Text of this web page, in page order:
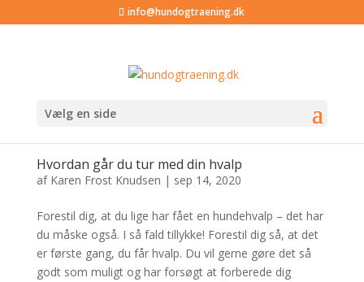
info@hundogtraening.dk
Vælg en side
Hvordan går du tur med din hvalp
af Karen Frost Knudsen | sep 14, 2020
Forestil dig, at du lige har fået en hundehvalp – det har
du måske også. I så fald tillykke! Forestil dig så, at det
er første gang, du får hvalp. Du vil gerne gøre det så
godt som muligt og har forsøgt at forberede dig